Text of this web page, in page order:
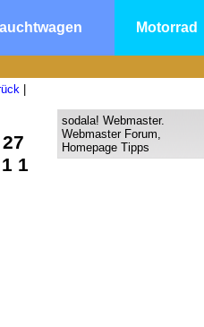
Motorrad
1
sodala! Webmaster.
Webmaster Forum,
Homepage Tipps